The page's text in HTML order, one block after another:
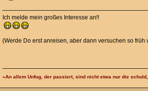
Ich melde mein großes Interesse an!!
(Werde Do erst anreisen, aber dann versuchen so früh
«An allem Unfug, der passiert, sind nicht etwa nur die